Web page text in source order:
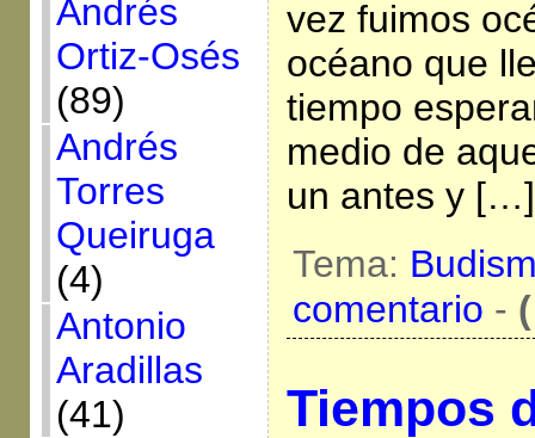
Andrés
Ortiz-Osés
(89)
Andrés
Torres
Queiruga
(4)
Antonio
Aradillas
(41)
vez fuimos
océano que
tiempo
medio de
un antes y […]
Tema:
comentario -
Tiempos